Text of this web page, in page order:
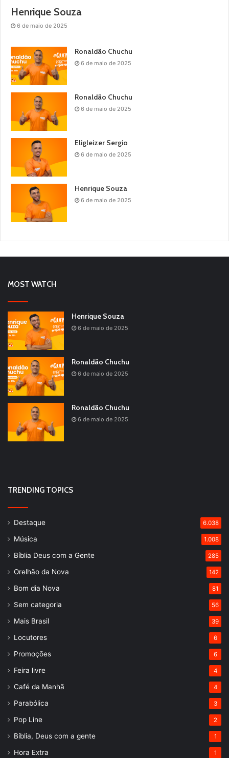
Henrique Souza
6 de maio de 2025
Ronaldão Chuchu
6 de maio de 2025
Ronaldão Chuchu
6 de maio de 2025
Eligleizer Sergio
6 de maio de 2025
Henrique Souza
6 de maio de 2025
MOST WATCH
Henrique Souza
6 de maio de 2025
Ronaldão Chuchu
6 de maio de 2025
Ronaldão Chuchu
6 de maio de 2025
TRENDING TOPICS
Destaque 6.038
Música 1.008
Bíblia Deus com a Gente 285
Orelhão da Nova 142
Bom dia Nova 81
Sem categoria 56
Mais Brasil 39
Locutores 6
Promoções 6
Feira livre 4
Café da Manhã 4
Parabólica 3
Pop Line 2
Bíblia, Deus com a gente 1
Hora Extra 1